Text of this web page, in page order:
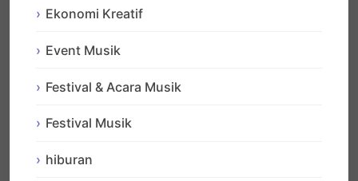
Ekonomi Kreatif
Event Musik
Festival & Acara Musik
Festival Musik
hiburan